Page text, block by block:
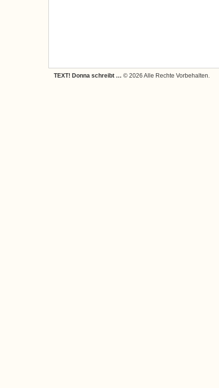
TEXT! Donna schreibt … © 2026 Alle Rechte Vorbehalten.